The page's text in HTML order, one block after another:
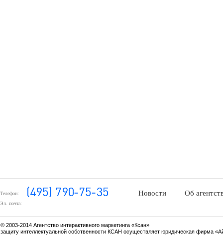
Телефон:
Эл. почта:
Новости Об
© 2003-2014 Агентство интерактивного маркетинга «Ксан»
защиту интеллектуальной собственности КСАН осуществляет юридическая фирма